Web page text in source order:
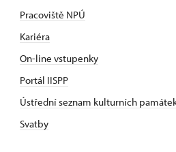
Pracoviště NPÚ
Kariéra
On-line vstupenky
Portál IISPP
Ústřední seznam kulturních
Svatby